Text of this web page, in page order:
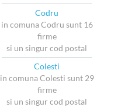
Codru
in comuna Codru sunt 16
firme
si un singur cod postal
Colesti
in comuna Colesti sunt 29
firme
si un singur cod postal